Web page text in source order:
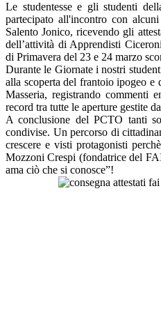
Le studentesse e gli studenti
partecipato all'incontro con
Salento Jonico, ricevendo gli
dell’attività di Apprendisti
di Primavera del 23 e 24 marzo
Durante le Giornate i nostri
alla scoperta del frantoio ipogeo
Masseria, registrando commenti
record tra tutte le aperture gestite
A conclusione del PCTO tanti
condivise. Un percorso di
crescere e visti protagonisti
Mozzoni Crespi (fondatrice del
ama ciò che si conosce”!